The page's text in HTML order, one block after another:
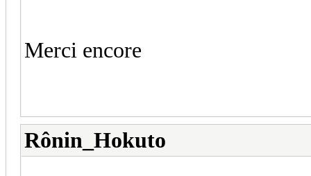
Merci encore
Rônin_Hokuto